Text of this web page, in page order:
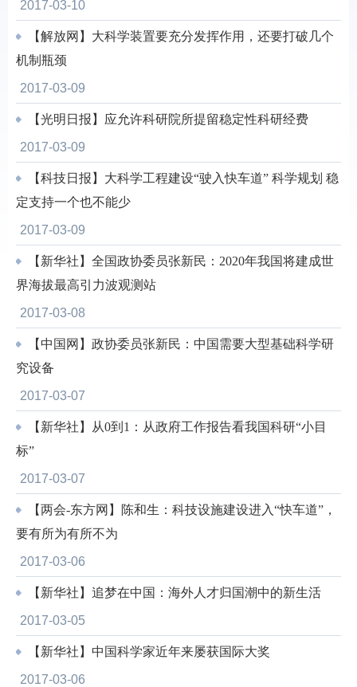
2017-03-10
【解放网】大科学装置要充分发挥作用，还要打破几个
机制瓶颈
2017-03-09
【光明日报】应允许科研院所提留稳定性科研经费
2017-03-09
【科技日报】大科学工程建设“驶入快车道” 科学规划 稳
定支持一个也不能少
2017-03-09
【新华社】全国政协委员张新民：2020年我国将建成世
界海拔最高引力波观测站
2017-03-08
【中国网】政协委员张新民：中国需要大型基础科学研
究设备
2017-03-07
【新华社】从0到1：从政府工作报告看我国科研“小目
标”
2017-03-07
【两会-东方网】陈和生：科技设施建设进入“快车道”，
要有所为有所不为
2017-03-06
【新华社】追梦在中国：海外人才归国潮中的新生活
2017-03-05
【新华社】中国科学家近年来屡获国际大奖
2017-03-06